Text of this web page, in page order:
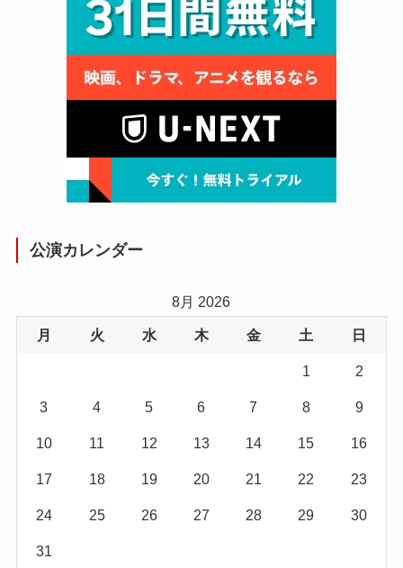
公演カレンダー
8月 2026
月 火 水 木 金 土 日
1 2
3 4 5 6 7 8 9
10 11 12 13 14 15 16
17 18 19 20 21 22 23
24 25 26 27 28 29 30
31